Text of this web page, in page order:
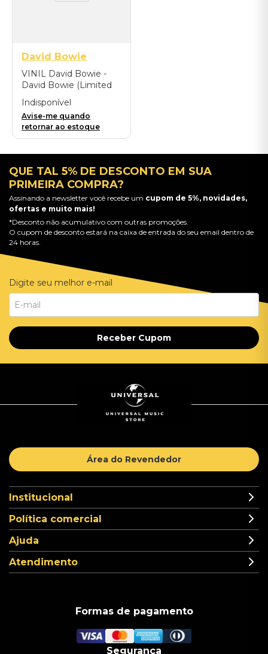
David Bowie
VINIL David Bowie -
David Bowie (Limited
Edition/Mono
Version/Picture Disc) -
Importado
Indisponível
Avise-me quando
retornar ao estoque
QUE TAL 5% DE DESCONTO EM SUA
PRIMEIRA COMPRA?
Assinando a newsletter você recebe um cupom de 5%, novidades,
ofertas e muito mais!
*Desconto não acumulativo com outras promoções.
O cupom de desconto estará na caixa de entrada do seu email dentro de
24 horas.
Digite seu melhor e-mail
Receber Cupom
Área do Revendedor
Institucional
Política comercial
Ajuda
Atendimento
Formas de pagamento
Segurança